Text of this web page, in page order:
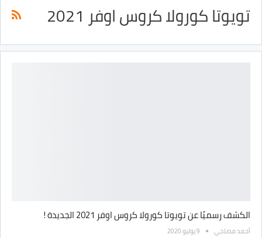
تويوتا كورولا كروس اوفر 2021
الكشف رسميًا عن تويوتا كورولا كروس اوفر 2021 الجديدة !
أحمد مصلحي 9 يوليو 2020